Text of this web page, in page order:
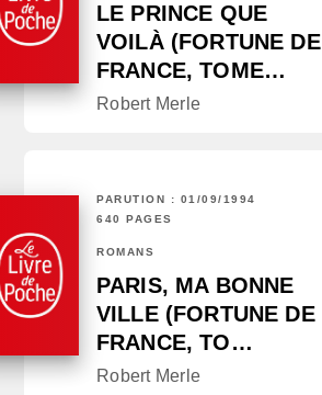
LE PRINCE QUE
VOILÀ (FORTUNE DE
FRANCE, TOME…
Robert Merle
PARUTION : 01/09/1994
640 PAGES
ROMANS
PARIS, MA BONNE
VILLE (FORTUNE DE
FRANCE, TO…
Robert Merle